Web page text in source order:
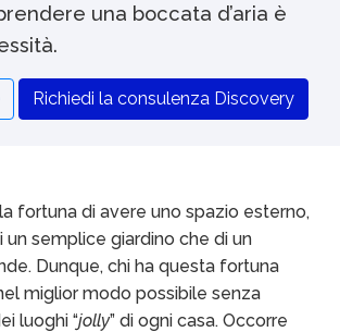
una boccata d’aria è
Richiedi la consulenza Discovery
fortuna di avere uno spazio esterno,
un semplice giardino che di un
Dunque, chi ha questa fortuna
miglior modo possibile senza
luoghi “jolly” di ogni casa. Occorre